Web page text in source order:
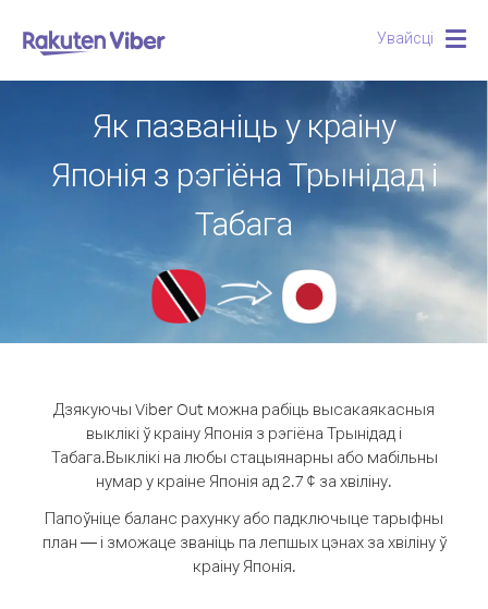
Увайсці
Як пазваніць у краіну
Японія з рэгіёна Трынідад і
Табага
Дзякуючы Viber Out можна рабіць высакаякасныя
выклікі ў краіну Японія з рэгіёна Трынідад і
Табага.Выклікі на любы стацыянарны або мабільны
нумар у краіне Японія ад 2.7 ¢ за хвіліну.
Папоўніце баланс рахунку або падключыце тарыфны
план — і зможаце званіць па лепшых цэнах за хвіліну ў
краіну Японія.